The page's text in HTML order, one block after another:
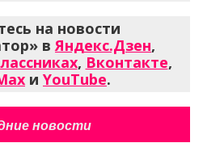
на новости
вЯндекс.Дзен,
, Вконтакте,
и YouTube.
новости